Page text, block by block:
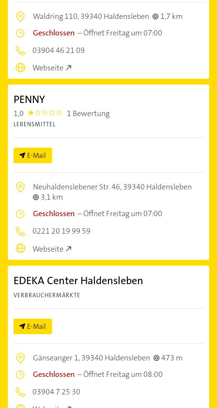
Waldring 110,39340 Haldensleben
1,7 km
Geschlossen –Öffnet Freitag um 07:00
03904 46 21 09
Webseite
PENNY
1,0 1.0 1 Bewertung
LEBENSMITTEL
E-Mail
Neuhaldenslebener Str. 46,39340 Haldensleben
3,1 km
Geschlossen –Öffnet Freitag um 07:00
0221 20 19 99 59
Webseite
EDEKA Center Haldensleben
VERBRAUCHERMÄRKTE
E-Mail
Gänseanger 1,39340 Haldensleben
473 m
Geschlossen –Öffnet Freitag um 08:00
03904 7 25 30